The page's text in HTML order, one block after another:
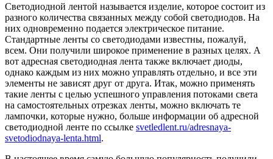
Светодиодной лентой называется изделие, которое состоит из
разного количества связанных между собой светодиодов. На
них одновременно подается электрическое питание.
Стандартные ленты со светодиодами известны, пожалуй,
всем. Они получили широкое применение в разных целях. А
вот адресная светодиодная лента также включает диоды,
однако каждым из них можно управлять отдельно, и все эти
элементы не зависят друг от друга. Итак, можно применять
такие ленты с целью успешного управления потоками света
на самостоятельных отрезках ленты, можно включать те
лампочки, которые нужно, больше информации об адресной
светодиодной ленте по ссылке svetledlent.ru/adresnaya-
svetodiodnaya-lenta.html.